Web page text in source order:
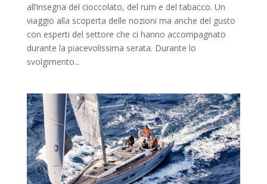
all’insegna del cioccolato, del rum e del tabacco. Un
viaggio alla scoperta delle nozioni ma anche del gusto
con esperti del settore che ci hanno accompagnato
durante la piacevolissima serata. Durante lo
svolgimento...